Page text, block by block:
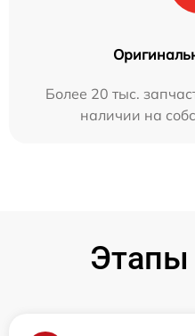
Более 20 тыс.
наличии на
Этапы